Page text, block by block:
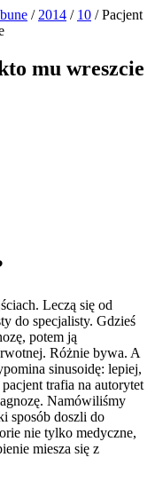
/ 2014 / 10 / Pacjent
mu wreszcie
Leczą się od
do specjalisty. Gdzieś
potem ją
Różnie bywa. A
sinusoidę: lepiej,
trafia na autorytet
Namówiliśmy
sposób doszli do
nie tylko medyczne,
miesza się z